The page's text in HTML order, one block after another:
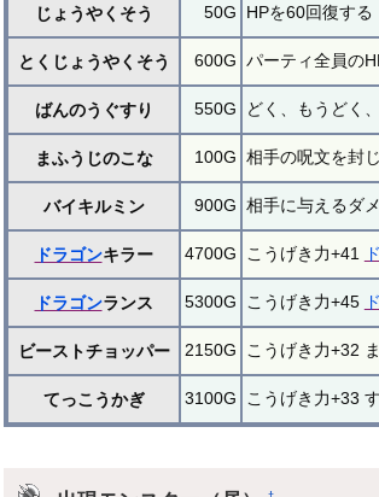
じょうやくそう 50G HPを60回復する
とくじょうやくそう 600G パーティ全員の
ばんのうぐすり 550G どく、もうどく
まふうじのこな 100G 相手の呪文を封
バイキルミン 900G 相手に与えるダ
ドラゴンキラー 4700G こうげき力+41
ドラゴンランス 5300G こうげき力+45
ビーストチョッパー 2150G こうげき力+32
てっこうかぎ 3100G こうげき力+33